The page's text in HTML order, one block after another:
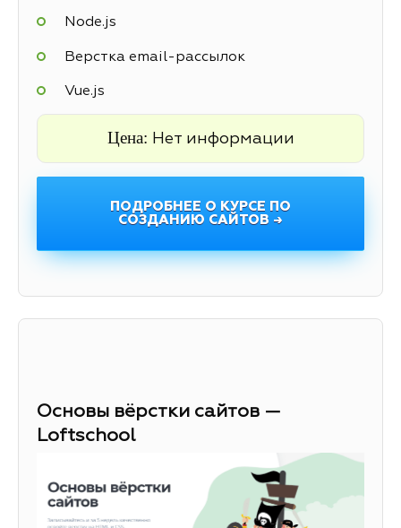
Node.js
Верстка email-рассылок
Vue.js
Цена: Нет информации
ПОДРОБНЕЕ О КУРСЕ ПО
СОЗДАНИЮ САЙТОВ →
Основы вёрстки сайтов —
Loftschool